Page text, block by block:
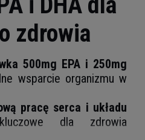
zdrowia
500mg EPA i 250mg
wsparcie organizmu w
pracę serca i układu
dla zdrowia